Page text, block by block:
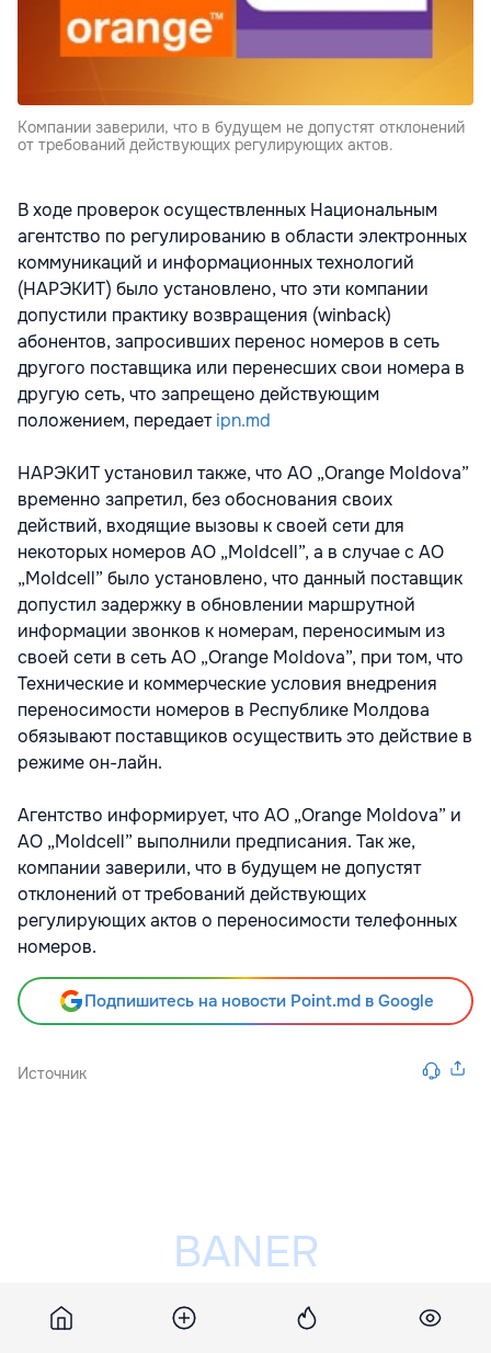
Компании заверили, что в будущем не допустят отклонений
от требований действующих регулирующих актов.
В ходе проверок осуществленных Национальным
агентство по регулированию в области электронных
коммуникаций и информационных технологий
(НАРЭКИТ) было установлено, что эти компании
допустили практику возвращения (winback)
абонентов, запросивших перенос номеров в сеть
другого поставщика или перенесших свои номера в
другую сеть, что запрещено действующим
положением, передаетipn.md
НАРЭКИТ установил также, что АО „Orange Moldova”
временно запретил, без обоснования своих
действий, входящие вызовы к своей сети для
некоторых номеров АО „Moldcell”, а в случае с АО
„Moldcell” было установлено, что данный поставщик
допустил задержку в обновлении маршрутной
информации звонков к номерам, переносимым из
своей сети в сеть АО „Orange Moldova”, при том, что
Технические и коммерческие условия внедрения
переносимости номеров в Республике Молдова
обязывают поставщиков осуществить это действие в
режиме он-лайн.
Агентство информирует, что АО „Orange Moldova” и
АО „Moldcell” выполнили предписания. Так же,
компании заверили, что в будущем не допустят
отклонений от требований действующих
регулирующих актов о переносимости телефонных
номеров.
Подпишитесь на новости Point.md в Google
Источник